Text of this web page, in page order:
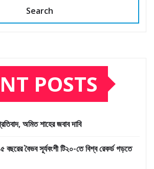
Search
POSTS
অমিত শাহের জবাব দাবি
বছরের বৈভব সূর্যবংশী টি২০-তে বিশ্ব রেকর্ড গড়তে